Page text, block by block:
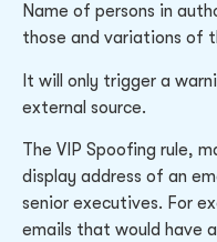
Name of persons in
those and variations of
It will only trigger a
external source.
The VIP Spoofing rule,
display address of an
senior executives. For
emails that would have